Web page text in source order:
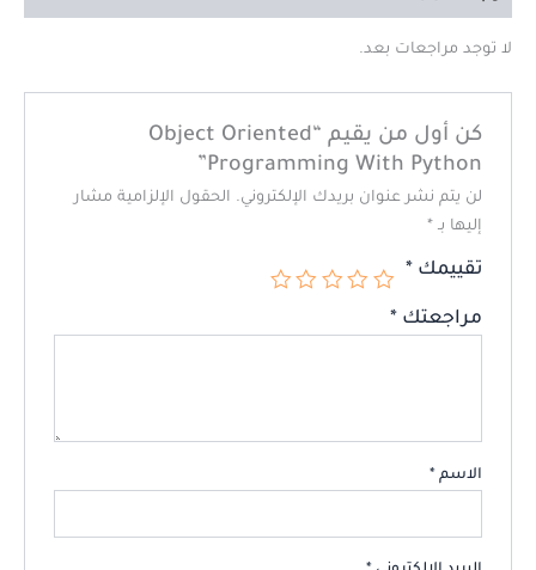
لا توجد مراجعات بعد.
كن أول من يقيم “Object Oriented
Programming With Python”
لن يتم نشر عنوان بريدك الإلكتروني. الحقول الإلزامية مشار
إليها بـ *
تقييمك *
مراجعتك *
الاسم *